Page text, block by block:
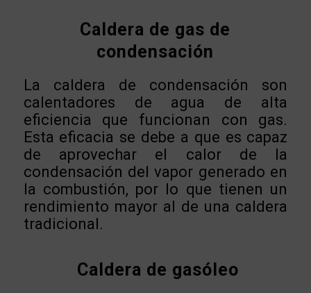
Caldera de gas de
condensación
La caldera de condensación son
calentadores de agua de alta
eficiencia que funcionan con gas.
Esta eficacia se debe a que es capaz
de aprovechar el calor de la
condensación del vapor generado en
la combustión, por lo que tienen un
rendimiento mayor al de una caldera
tradicional.
Caldera de gasóleo